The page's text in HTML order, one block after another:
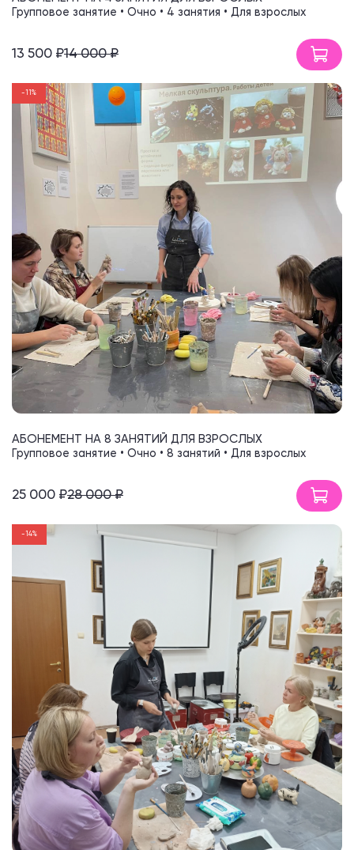
Групповое занятие • Очно • 4 занятия • Для взрослых
13 500 ₽14 000 ₽
-11%
АБОНЕМЕНТ НА 8 ЗАНЯТИЙ ДЛЯ ВЗРОСЛЫХ
Групповое занятие • Очно • 8 занятий • Для взрослых
25 000 ₽28 000 ₽
-14%